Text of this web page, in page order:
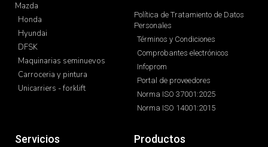
Mazda
Honda
Hyundai
DFSK
Maquinarias seminuevos
Carroceria y pintura
Unicarriers - forklift
Política de Tratamiento de Datos
Personales
Términos y Condiciones
Comprobantes electrónicos
Infoprom
Portal de proveedores
Norma ISO 37001:2025
Norma ISO 14001:2015
Servicios Productos